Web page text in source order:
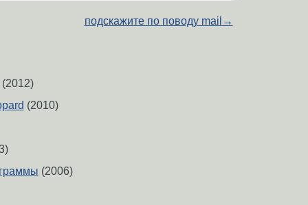
подскажите по поводу mail →
(2010)
(2006)